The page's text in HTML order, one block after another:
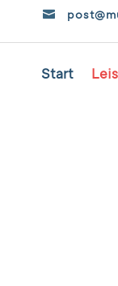

Start